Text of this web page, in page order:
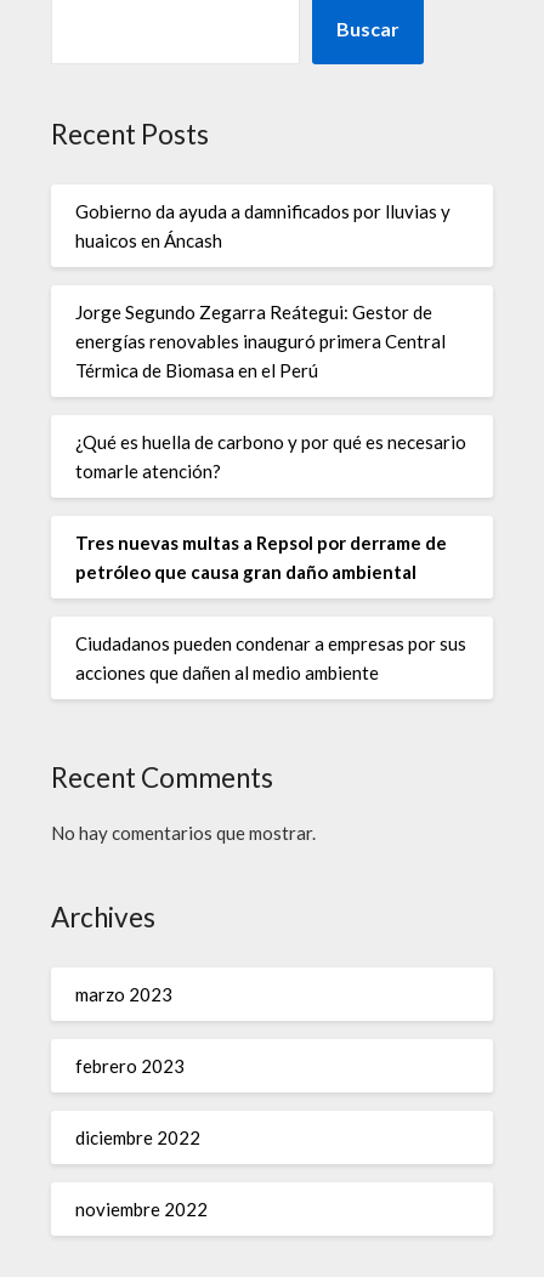
Buscar
Recent Posts
Gobierno da ayuda a damnificados por lluvias y
huaicos en Áncash
Jorge Segundo Zegarra Reátegui: Gestor de
energías renovables inauguró primera Central
Térmica de Biomasa en el Perú
¿Qué es huella de carbono y por qué es necesario
tomarle atención?
Tres nuevas multas a Repsol por derrame de
petróleo que causa gran daño ambiental
Ciudadanos pueden condenar a empresas por sus
acciones que dañen al medio ambiente
Recent Comments
No hay comentarios que mostrar.
Archives
marzo 2023
febrero 2023
diciembre 2022
noviembre 2022